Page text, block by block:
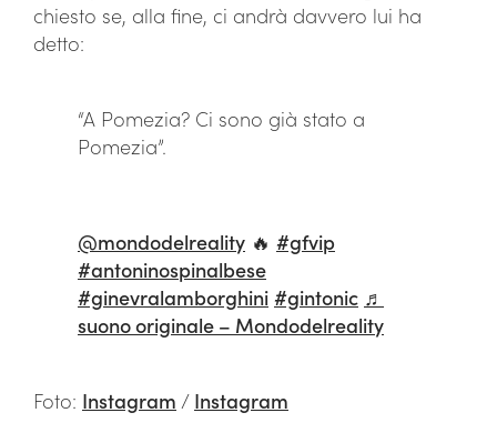
chiesto se, alla fine, ci andrà davvero lui ha
detto:
“A Pomezia? Ci sono già stato a
Pomezia”.
@mondodelreality 🔥 #gfvip
#antoninospinalbese
#ginevralamborghini #gintonic ♬
suono originale – Mondodelreality
Foto: Instagram / Instagram